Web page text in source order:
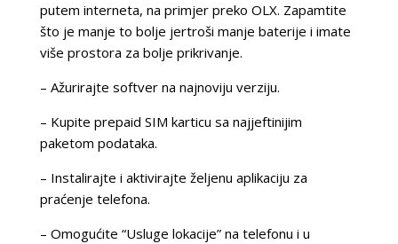
putem interneta, na primjer preko OLX. Zapamtite
što je manje to bolje jertroši manje baterije i imate
više prostora za bolje prikrivanje.
– Ažurirajte softver na najnoviju verziju.
– Kupite prepaid SIM karticu sa najjeftinijim
paketom podataka.
– Instalirajte i aktivirajte željenu aplikaciju za
praćenje telefona.
– Omogućite “Usluge lokacije” na telefonu i u